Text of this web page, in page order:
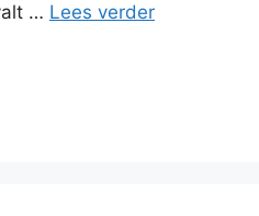
… Lees verder